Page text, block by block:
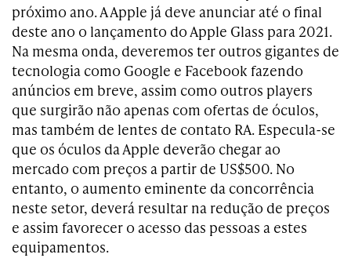
próximo ano. A Apple já deve anunciar até o final
deste ano o lançamento do Apple Glass para 2021.
Na mesma onda, deveremos ter outros gigantes de
tecnologia como Google e Facebook fazendo
anúncios em breve, assim como outros players
que surgirão não apenas com ofertas de óculos,
mas também de lentes de contato RA. Especula-se
que os óculos da Apple deverão chegar ao
mercado com preços a partir de US$500. No
entanto, o aumento eminente da concorrência
neste setor, deverá resultar na redução de preços
e assim favorecer o acesso das pessoas a estes
equipamentos.